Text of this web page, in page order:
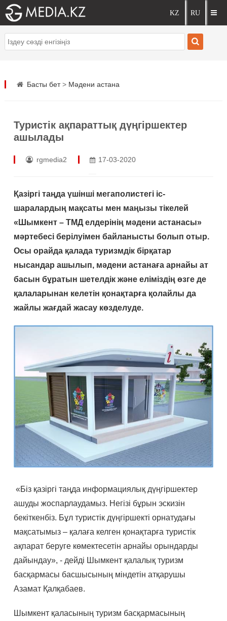
Басты бет> Мәдени астана
Туристік ақпараттық дүңгіршектер
ашылады
rgmedia2 17-03-2020
Қазіргі таңда үшінші мегаполистегі іс-
шаралардың мақсаты мен маңызы тікелей
«Шымкент – ТМД елдерінің мәдени астанасы»
мәртебесі берілуімен байланысты болып отыр.
Осы орайда қалада туризмдік бірқатар
нысандар ашылып, мәдени астанаға арнайы ат
басын бұратын шетелдік және еліміздің өзге де
қалаларынан келетін қонақтарға қолайлы да
жайлы жағдай жасау көзделуде.
«Біз қазіргі таңда информациялық дүңгіршектер
ашуды жоспарлаудамыз. Негізі бұрын эскизін
бекіткенбіз. Бұл туристік дүңгіршекті орнатудағы
мақсатымыз – қалаға келген қонақтарға туристік
ақпарат беруге көмектесетін арнайы орындарды
дайындау», - дейді Шымкент қалалық туризм
басқармасы басшысының міндетін атқарушы
Азамат Қалқабаев.
Шымкент қаласының туризм басқармасының